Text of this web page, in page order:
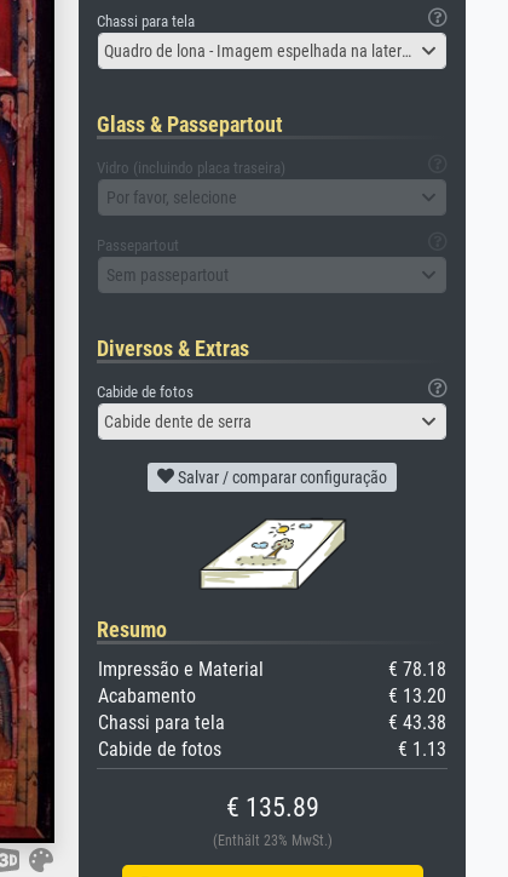
Chassi para tela
Quadro de lona - Imagem espelhada na lateral
Glass & Passepartout
Vidro (incluindo placa traseira)
Por favor, selecione
Passepartout
Sem passepartout
Diversos & Extras
Cabide de fotos
Cabide dente de serra
Salvar / comparar configuração
Resumo
Impressão e Material
€ 78.18
Acabamento
€ 13.20
Chassi para tela
€ 43.38
Cabide de fotos
€ 1.13
€ 135.89
(Enthält 23% MwSt.)